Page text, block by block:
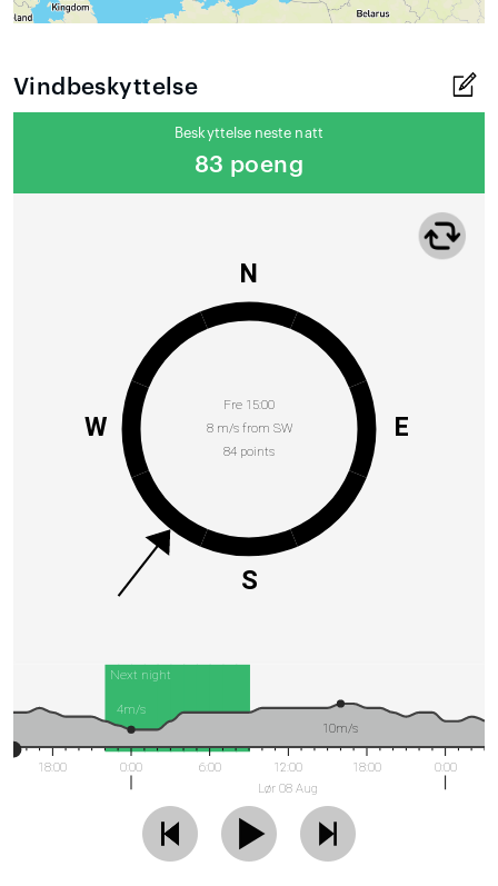
Vindbeskyttelse
Beskyttelse neste natt
83 poeng
Fre 15:00
8 m/s from SW
84 points
N
E
S
W
Next night
18:00 0:00 6:00
12:00
Lør 08 Aug
18:00 0:00
10m/s
4m/s